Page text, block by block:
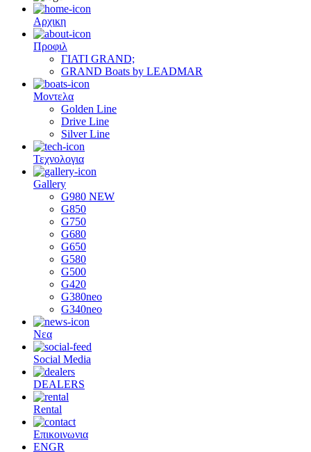
Αρχικη
Προφιλ
ΓΙΑΤΙ GRAND;
GRAND Boats by LEADMAR
Μοντελα
Golden Line
Drive Line
Silver Line
Τεχνολογια
Gallery
G980 NEW
G850
G750
G680
G650
G580
G500
G420
G380neo
G340neo
Νεα
Social Media
DEALERS
Rental
Επικοινωνια
ENGR